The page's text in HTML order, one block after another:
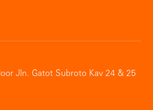
Jln. Gatot Subroto Kav 24 & 25